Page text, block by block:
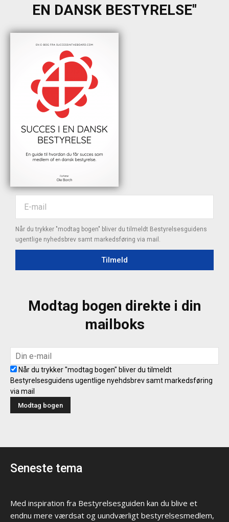
EN DANSK BESTYRELSE"
Når du trykker "modtag bogen" bliver du tilmeldt Bestyrelsesguidens
ugentlige nyhedsbrev samt markedsføring via mail.
Tilmeld
Modtag bogen direkte i din
mailboks
Når du trykker "modtag bogen" bliver du tilmeldt
Bestyrelsesguidens ugentlige nyehdsbrev samt markedsføring
via mail
Seneste tema
Med inspiration fra Bestyrelsesguiden kan du blive et
endnu mere værdsat og uundværligt bestyrelsesmedlem,